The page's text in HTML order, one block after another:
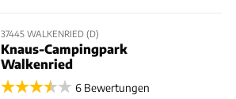
37445 WALKENRIED (D)
Knaus-Campingpark
Walkenried
6 Bewertungen